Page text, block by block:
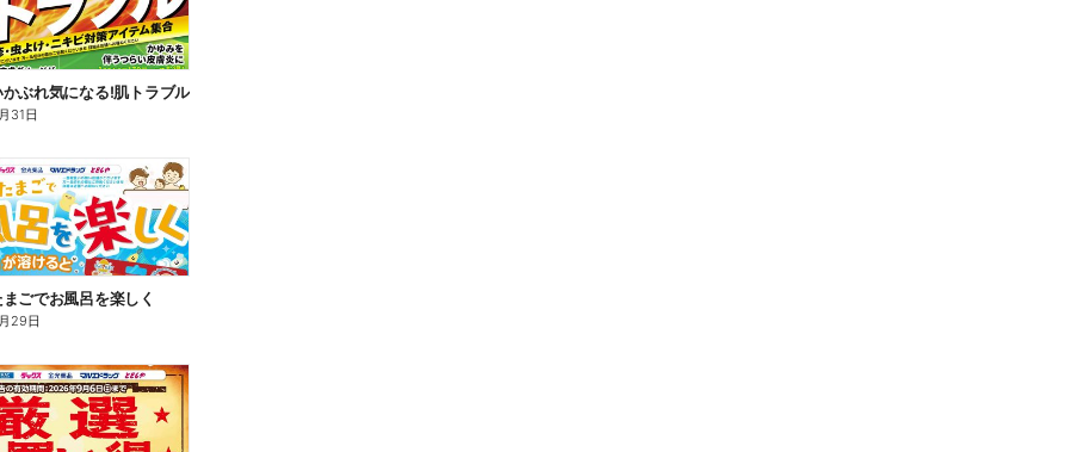
ぶれ気になる!肌トラブル
31日
ごでお風呂を楽しく
29日